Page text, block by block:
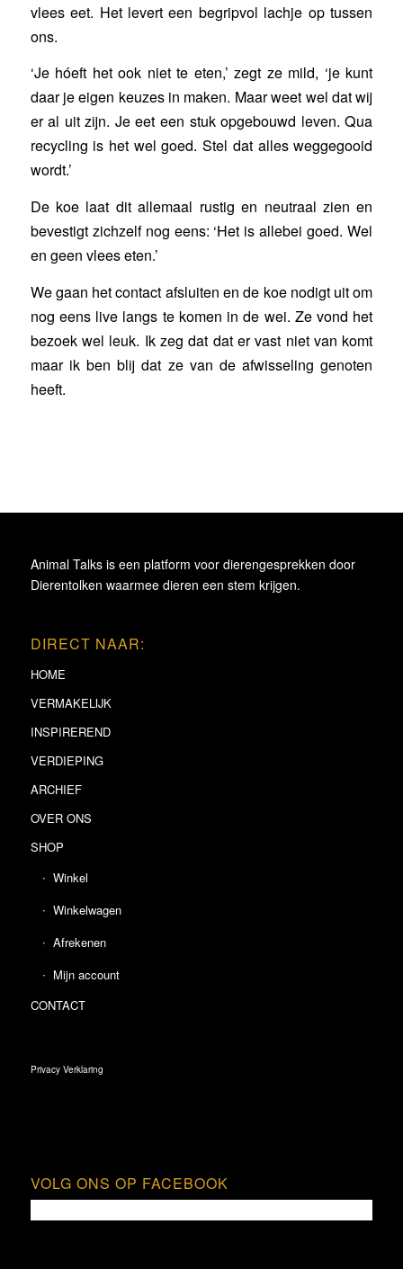
vlees eet. Het levert een begripvol lachje op tussen
ons.
‘Je hóeft het ook niet te eten,’ zegt ze mild, ‘je kunt
daar je eigen keuzes in maken. Maar weet wel dat wij
er al uit zijn. Je eet een stuk opgebouwd leven. Qua
recycling is het wel goed. Stel dat alles weggegooid
wordt.’
De koe laat dit allemaal rustig en neutraal zien en
bevestigt zichzelf nog eens: ‘Het is allebei goed. Wel
en geen vlees eten.’
We gaan het contact afsluiten en de koe nodigt uit om
nog eens live langs te komen in de wei. Ze vond het
bezoek wel leuk. Ik zeg dat dat er vast niet van komt
maar ik ben blij dat ze van de afwisseling genoten
heeft.
Animal Talks is een platform voor dierengesprekken door
Dierentolken waarmee dieren een stem krijgen.
DIRECT NAAR:
HOME
VERMAKELIJK
INSPIREREND
VERDIEPING
ARCHIEF
OVER ONS
SHOP
Winkel
Winkelwagen
Afrekenen
Mijn account
CONTACT
Privacy Verklaring
VOLG ONS OP FACEBOOK